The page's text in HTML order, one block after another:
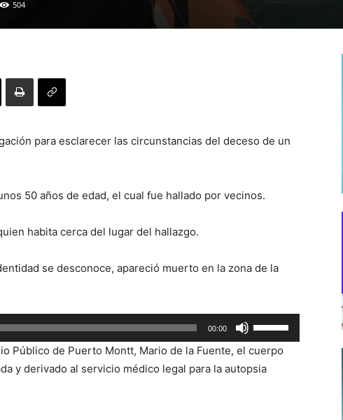
504
para esclarecer las circunstancias del deceso de un
50 años de edad, el cual fue hallado por vecinos.
habita cerca del lugar del hallazgo.
se desconoce, apareció muerto en la zona de la
00:00
las
teclas
de
Público de Puerto Montt, Mario de la Fuente, el cuerpo
y derivado al servicio médico legal para la autopsia